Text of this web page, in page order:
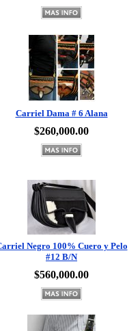
Carriel Dama # 6 Alana
$260,000.00
Carriel Negro 100% Cuero y Pelo
#12 B/N
$560,000.00